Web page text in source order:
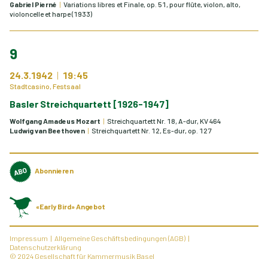
Gabriel Pierné
Variations libres et Finale, op. 51, pour flûte, violon, alto,
violoncelle et harpe (1933)
9
24.3.1942 19:45
Stadtcasino, Festsaal
Basler Streichquartett [1926-1947]
Wolfgang Amadeus Mozart
Streichquartett Nr. 18, A-dur, KV 464
Ludwig van Beethoven
Streichquartett Nr. 12, Es-dur, op. 127
Abonnieren
«Early Bird» Angebot
Impressum
Allgemeine Geschäftsbedingungen (AGB)
Datenschutzerklärung
© 2024 Gesellschaft für Kammermusik Basel